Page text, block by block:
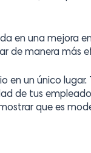
en una mejora
de manera más
en un único
de tus
que es